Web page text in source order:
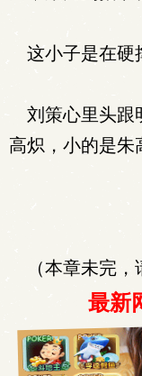
这小子是在硬
刘策心里头跟
高炽，小的是朱
（本章未完，
最新